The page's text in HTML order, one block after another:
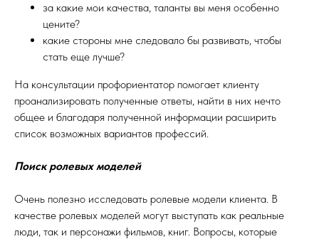
за какие мои качества, таланты вы меня особенно
цените?
какие стороны мне следовало бы развивать, чтобы
стать еще лучше?
На консультации профориентатор помогает клиенту
проанализировать полученные ответы, найти в них нечто
общее и благодаря полученной информации расширить
список возможных вариантов профессий.
Поиск ролевых моделей
Очень полезно исследовать ролевые модели клиента. В
качестве ролевых моделей могут выступать как реальные
люди, так и персонажи фильмов, книг. Вопросы, которые